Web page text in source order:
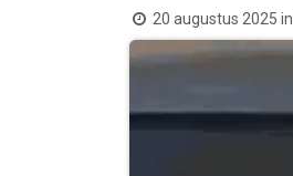
20 augustus 2025 in